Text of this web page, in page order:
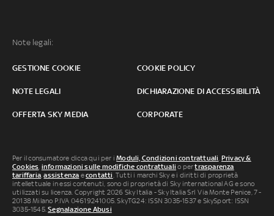
Note legali:
GESTIONE COOKIE COOKIE POLICY
NOTE LEGALI DICHIARAZIONE DI ACCESSIBILITÀ
OFFERTA SKY MEDIA CORPORATE
Per il consumatore clicca qui per iModuli, Condizioni contrattuali, Privacy &
Cookies, informazioni sulle modifiche contrattuali o pertrasparenza
tariffaria,assistenza econtatti. Tutti i marchi Sky e i diritti di proprietà
intellettuale in essi contenuti, sono di proprietà di Sky international AG e sono
utilizzati su licenza. Copyright 2026 Sky Italia - Sky Italia Srl Via Monte Penice, 7 -
20138 Milano P.IVA 04619241005. SkyTG24: ISSN 3035-1537 e SkySport: ISSN
3035-1545.Segnalazione Abusi